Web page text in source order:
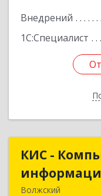
Внедрений
1С:Специалист
КИС -
Волжский